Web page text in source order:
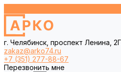
г. Челябинск, проспект Ленина,
zakaz@arko74.ru
+7 (351) 277-88-67
Перезвонить мне